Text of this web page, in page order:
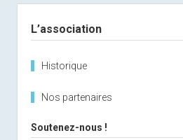
L’association
Historique
Nos partenaires
Soutenez-nous !